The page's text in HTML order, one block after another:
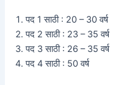
पद 1 साठी : 20 – 30 वर्ष
पद 2 साठी : 23 – 35 वर्ष
पद 3 साठी : 26 – 35 वर्ष
पद 4 साठी : 50 वर्ष